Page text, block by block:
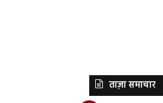
ताज़ा समाचार